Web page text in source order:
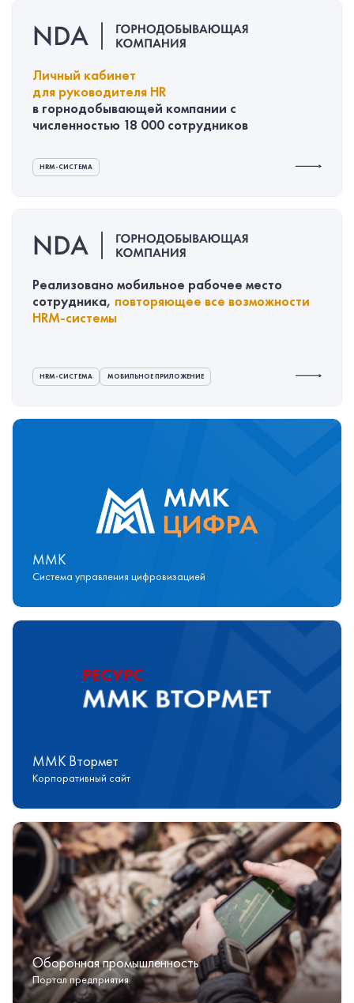
Личный кабинет
для руководителя HR
в горнодобывающей компании с
численностью 18 000 сотрудников
HRM-СИСТЕМА
Реализовано мобильное рабочее место
сотрудника, повторяющее все возможности
HRM-системы
HRM-СИСТЕМА МОБИЛЬНОЕ ПРИЛОЖЕНИЕ
ММК
Система управления цифровизацией
ММК Втормет
Корпоративный сайт
Оборонная промышленность
Портал предприятия